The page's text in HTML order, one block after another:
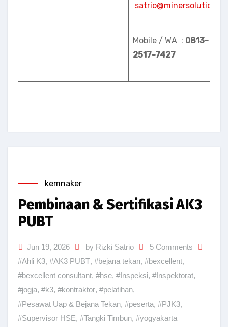
satrio@minersolution.id
Mobile / WA : 0813-
2517-7427
kemnaker
Pembinaan & Sertifikasi AK3
PUBT
Jun 19, 2026 by Rizki Satrio
5 Comments
#Ahli K3, #AK3 PUBT, #bejana tekan, #bexcellent,
#bexcellent consultant, #hse, #Inspeksi, #Inspektorat,
#jogja, #k3, #kontraktor, #pelatihan,
#Pesawat Uap & Bejana Tekan, #peserta, #PJK3,
#Supervisor HSE, #Tangki Timbun, #yogyakarta